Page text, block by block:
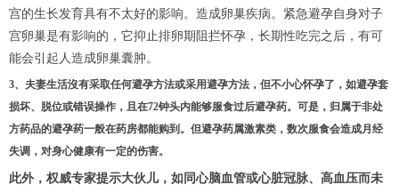
宫的生长发育具有不太好的影响。造成卵巢疾病。紧急避孕自身对子
宫卵巢是有影响的，它抑止排卵期阻拦怀孕，长期性吃完之后，有可
能会引起人造成卵巢囊肿。
3、夫妻生活沒有采取任何避孕方法或采用避孕方法，但不小心怀孕了，如避孕套
损坏、脱位或错误操作，且在72钟头内能够服食过后避孕药。可是，归属于非处
方药品的避孕药一般在药房都能购到。但避孕药属激素类，数次服食会造成月经
失调，对身心健康有一定的伤害。
此外，权威专家提示大伙儿，如同心脑血管或心脏冠脉、高血压而未